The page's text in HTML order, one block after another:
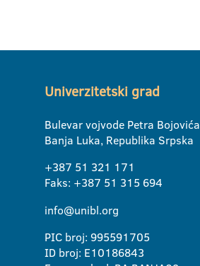
Univerzitetski grad
Bulevar vojvode Petra Bojovića
Banja Luka, Republika Srpska
+387 51 321 171
Faks: +387 51 315 694
info@unibl.org
PIC broj: 995591705
ID broj: E10186843